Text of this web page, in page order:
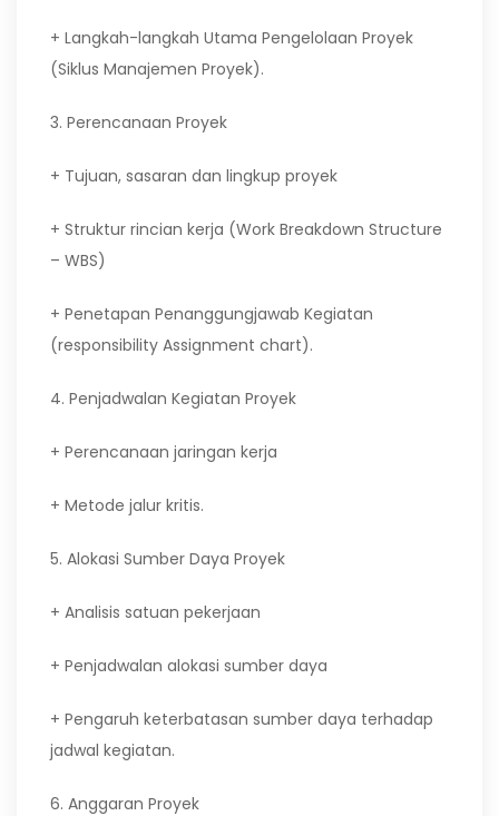
+ Langkah-langkah Utama Pengelolaan Proyek
(Siklus Manajemen Proyek).
3. Perencanaan Proyek
+ Tujuan, sasaran dan lingkup proyek
+ Struktur rincian kerja (Work Breakdown Structure
– WBS)
+ Penetapan Penanggungjawab Kegiatan
(responsibility Assignment chart).
4. Penjadwalan Kegiatan Proyek
+ Perencanaan jaringan kerja
+ Metode jalur kritis.
5. Alokasi Sumber Daya Proyek
+ Analisis satuan pekerjaan
+ Penjadwalan alokasi sumber daya
+ Pengaruh keterbatasan sumber daya terhadap
jadwal kegiatan.
6. Anggaran Proyek